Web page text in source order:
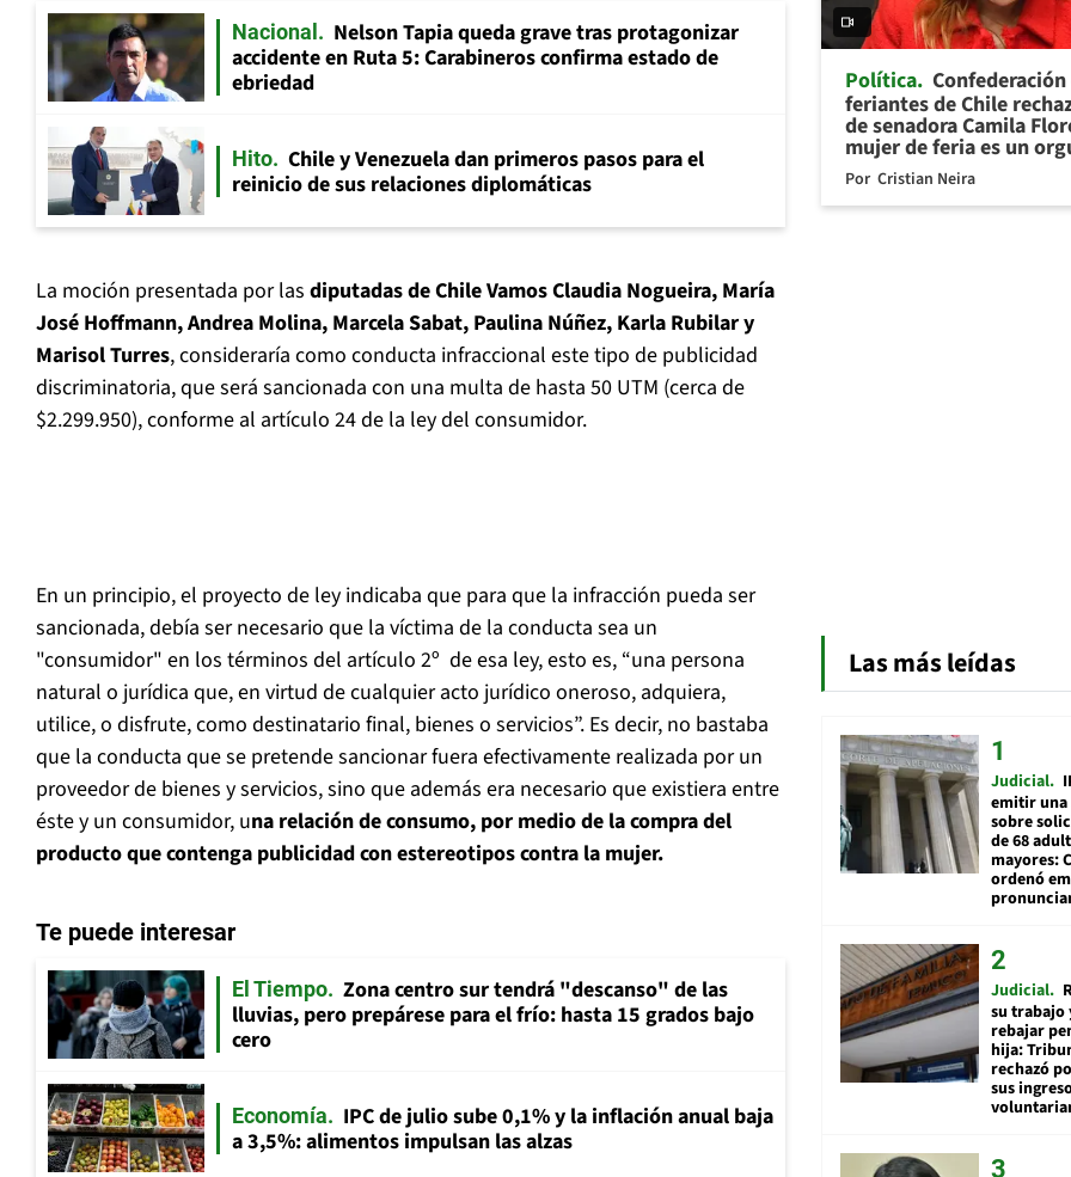
Nacional
Nelson Tapia queda grave tras protagonizar
accidente en Ruta 5: Carabineros confirma estado de
ebriedad
Hito
Chile y Venezuela dan primeros pasos para el
reinicio de sus relaciones diplomáticas
La moción presentada por las diputadas de Chile Vamos Claudia Nogueira, María
José Hoffmann, Andrea Molina, Marcela Sabat, Paulina Núñez, Karla Rubilar y
Marisol Turres, consideraría como conducta infraccional este tipo de publicidad
discriminatoria, que será sancionada con una multa de hasta 50 UTM (cerca de
$2.299.950), conforme al artículo 24 de la ley del consumidor.
En un principio, el proyecto de ley indicaba que para que la infracción pueda ser
sancionada, debía ser necesario que la víctima de la conducta sea un
"consumidor" en los términos del artículo 2º de esa ley, esto es, “una persona
natural o jurídica que, en virtud de cualquier acto jurídico oneroso, adquiera,
utilice, o disfrute, como destinatario final, bienes o servicios”. Es decir, no bastaba
que la conducta que se pretende sancionar fuera efectivamente realizada por un
proveedor de bienes y servicios, sino que además era necesario que existiera entre
éste y un consumidor, una relación de consumo, por medio de la compra del
producto que contenga publicidad con estereotipos contra la mujer.
Te puede interesar
El Tiempo
Zona centro sur tendrá "descanso" de las
lluvias, pero prepárese para el frío: hasta 15 grados bajo
cero
Economía
IPC de julio sube 0,1% y la inflación anual baja
a 3,5%: alimentos impulsan las alzas
Política Confederación
feriantes de Chile
de senadora Camila
mujer de feria es un
Por Cristian Neira
Las más leídas
Judicial
emitir
sobre
de 68
mayores:
ordenó
Judicial
su trabajo
rebajar
hija:
rechazó
sus